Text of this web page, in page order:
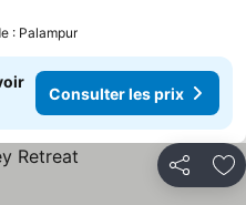
: Palampur
Consulter les prix
Partager